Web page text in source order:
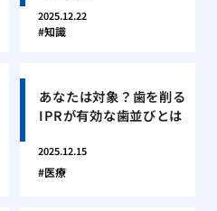
2025.12.22
知識
あなたは対象？歯を削る
IPRが有効な歯並びとは
2025.12.15
医療